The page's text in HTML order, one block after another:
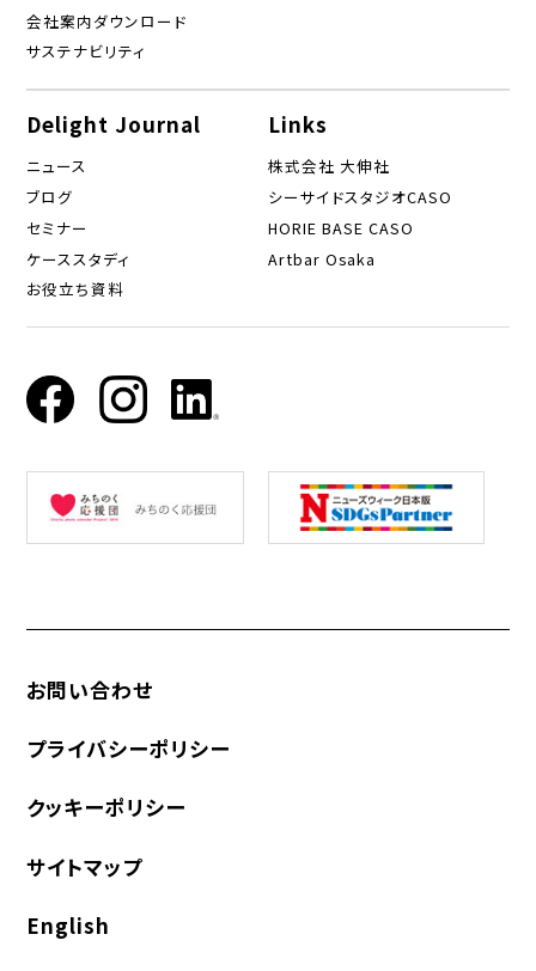
会社案内ダウンロード
サステナビリティ
Delight Journal
ニュース
ブログ
セミナー
ケーススタディ
お役立ち資料
Links
株式会社 大伸社
シーサイドスタジオCASO
HORIE BASE CASO
Artbar Osaka
お問い合わせ
プライバシーポリシー
クッキーポリシー
サイトマップ
English